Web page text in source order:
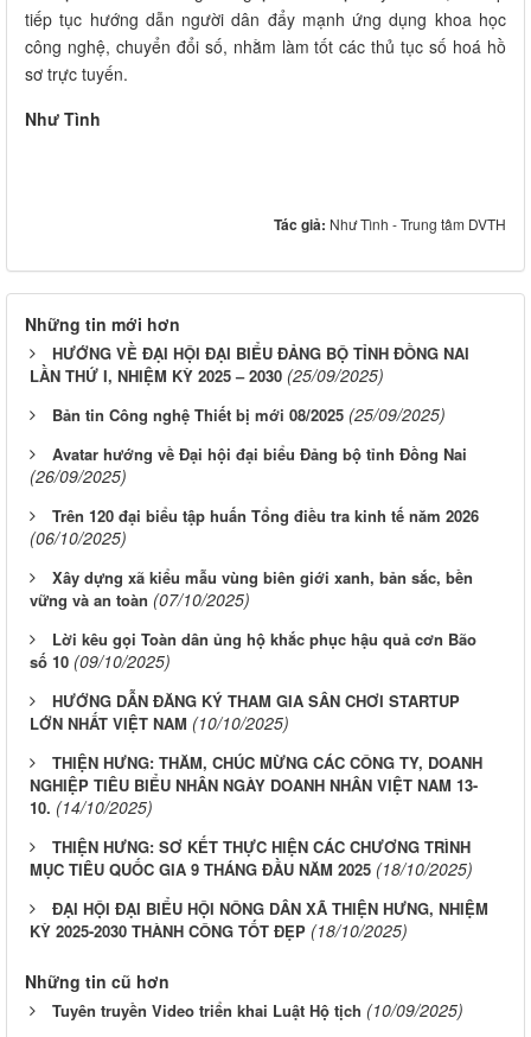
tiếp tục hướng dẫn người dân đẩy mạnh ứng dụng khoa học
công nghệ, chuyển đổi số, nhằm làm tốt các thủ tục số hoá hồ
sơ trực tuyến.
Như Tình
Tác giả: Như Tình - Trung tâm DVTH
Những tin mới hơn
HƯỚNG VỀ ĐẠI HỘI ĐẠI BIỂU ĐẢNG BỘ TỈNH ĐỒNG NAI
LẦN THỨ I, NHIỆM KỲ 2025 – 2030 (25/09/2025)
Bản tin Công nghệ Thiết bị mới 08/2025 (25/09/2025)
Avatar hướng về Đại hội đại biểu Đảng bộ tỉnh Đồng Nai
(26/09/2025)
Trên 120 đại biểu tập huấn Tổng điều tra kinh tế năm 2026
(06/10/2025)
Xây dựng xã kiểu mẫu vùng biên giới xanh, bản sắc, bền
vững và an toàn (07/10/2025)
Lời kêu gọi Toàn dân ủng hộ khắc phục hậu quả cơn Bão
số 10 (09/10/2025)
HƯỚNG DẪN ĐĂNG KÝ THAM GIA SÂN CHƠI STARTUP
LỚN NHẤT VIỆT NAM (10/10/2025)
THIỆN HƯNG: THĂM, CHÚC MỪNG CÁC CÔNG TY, DOANH
NGHIỆP TIÊU BIỂU NHÂN NGÀY DOANH NHÂN VIỆT NAM 13-
10. (14/10/2025)
THIỆN HƯNG: SƠ KẾT THỰC HIỆN CÁC CHƯƠNG TRÌNH
MỤC TIÊU QUỐC GIA 9 THÁNG ĐẦU NĂM 2025 (18/10/2025)
ĐẠI HỘI ĐẠI BIỂU HỘI NÔNG DÂN XÃ THIỆN HƯNG, NHIỆM
KỲ 2025-2030 THÀNH CÔNG TỐT ĐẸP (18/10/2025)
Những tin cũ hơn
Tuyên truyền Video triển khai Luật Hộ tịch (10/09/2025)